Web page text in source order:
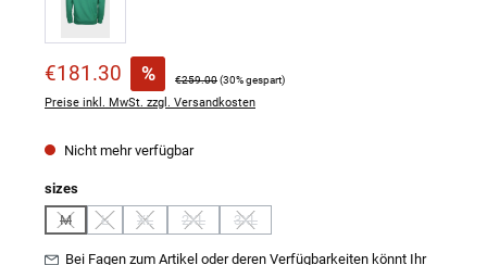
Verkaufspreis:
€181.30 % Regulärer Preis:
€259.00(30% gespart)
Preise inkl. MwSt. zzgl. Versandkosten
Nicht mehr verfügbar
sizesauswählen
M
(Diese Option ist zurzeit nicht verfügbar.)
L
(Diese Option ist zurzeit nicht verfügbar.)
XL
(Diese Option ist zurzeit nicht verfügbar.)
2XL
(Diese Option ist zurzeit nicht verfügbar.)
3XL
(Diese Option ist zurzeit nicht verfügbar.)
Bei Fagen zum Artikel oder deren Verfügbarkeiten könnt Ihr